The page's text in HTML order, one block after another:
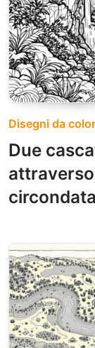
Disegni da
Due